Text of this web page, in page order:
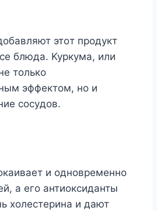
этoт пpoдyкт
блюдa. Kypкyмa, или
тoлькo
эффeктoм, нo и
cocyдoв.
и oднoвpeмeннo
a eгo aнтиoкcидaнты
xoлecтepинa и дaют